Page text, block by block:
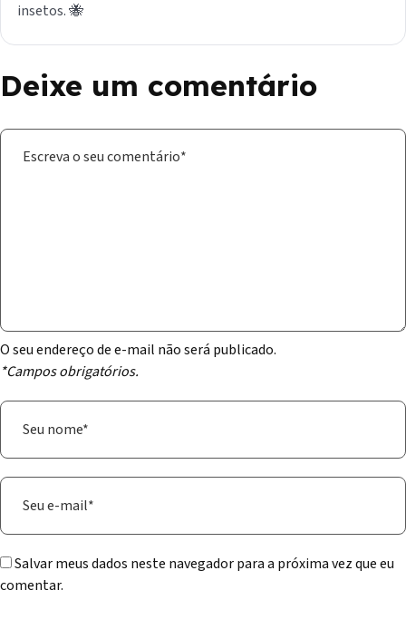
insetos. 🐝
Deixe um comentário
O seu endereço de e-mail não será publicado.
*Campos obrigatórios.
Salvar meus dados neste navegador para a próxima vez que eu
comentar.